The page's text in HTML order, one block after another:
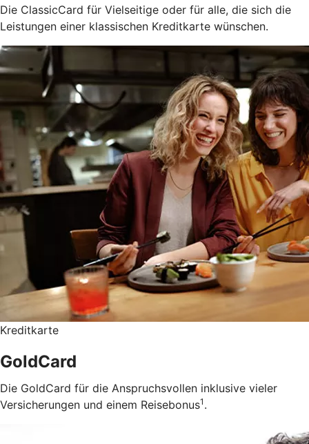
Die ClassicCard für Vielseitige oder für alle, die sich die
Leistungen einer klassischen Kreditkarte wünschen.
Kreditkarte
GoldCard
Die GoldCard für die Anspruchsvollen inklusive vieler
Versicherungen und einem Reisebonus1 .